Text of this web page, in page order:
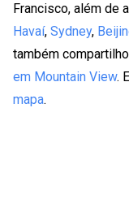
Francisco, além de
Havaí, Sydney,
também
em Mountain View.
mapa.